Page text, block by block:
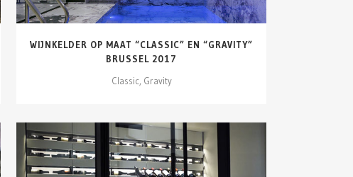
WIJNKELDER OP MAAT “CLASSIC” EN “GRAVITY”
BRUSSEL 2017
Classic, Gravity